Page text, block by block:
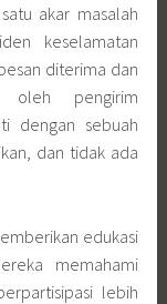
akar masalah
keselamatan
diterima dan
oleh pengirim
dengan sebuah
dan tidak ada
edukasi
memahami
lebih